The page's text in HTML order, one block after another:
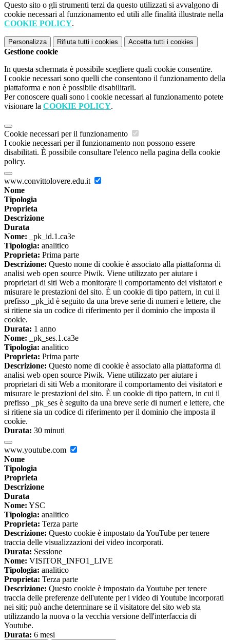
Questo sito o gli strumenti terzi da questo utilizzati si avvalgono di
cookie necessari al funzionamento ed utili alle finalità illustrate nella
COOKIE POLICY.
Personalizza Rifiuta tutti i cookies Accetta tutti i cookies
Gestione cookie
In questa schermata è possibile scegliere quali cookie consentire.
I cookie necessari sono quelli che consentono il funzionamento della
piattaforma e non è possibile disabilitarli.
Per conoscere quali sono i cookie necessari al funzionamento potete
visionare la COOKIE POLICY.
Cookie necessari per il funzionamento
I cookie necessari per il funzionamento non possono essere
disabilitati. È possibile consultare l'elenco nella pagina della cookie
policy.
www.convittolovere.edu.it
Nome
Tipologia
Proprieta
Descrizione
Durata
Nome: _pk_id.1.ca3e
Tipologia: analitico
Proprieta: Prima parte
Descrizione: Questo nome di cookie è associato alla piattaforma di
analisi web open source Piwik. Viene utilizzato per aiutare i
proprietari di siti Web a monitorare il comportamento dei visitatori e
misurare le prestazioni del sito. È un cookie di tipo pattern, in cui il
prefisso _pk_id è seguito da una breve serie di numeri e lettere, che
si ritiene sia un codice di riferimento per il dominio che imposta il
cookie.
Durata: 1 anno
Nome: _pk_ses.1.ca3e
Tipologia: analitico
Proprieta: Prima parte
Descrizione: Questo nome di cookie è associato alla piattaforma di
analisi web open source Piwik. Viene utilizzato per aiutare i
proprietari di siti Web a monitorare il comportamento dei visitatori e
misurare le prestazioni del sito. È un cookie di tipo pattern, in cui il
prefisso _pk_ses è seguito da una breve serie di numeri e lettere, che
si ritiene sia un codice di riferimento per il dominio che imposta il
cookie.
Durata: 30 minuti
www.youtube.com
Nome
Tipologia
Proprieta
Descrizione
Durata
Nome: YSC
Tipologia: analitico
Proprieta: Terza parte
Descrizione: Questo cookie è impostato da YouTube per tenere
traccia delle visualizzazioni dei video incorporati.
Durata: Sessione
Nome: VISITOR_INFO1_LIVE
Tipologia: analitico
Proprieta: Terza parte
Descrizione: Questo cookie è impostato da Youtube per tenere
traccia delle preferenze dell'utente per i video di Youtube incorporati
nei siti; può anche determinare se il visitatore del sito web sta
utilizzando la nuova o la vecchia versione dell'interfaccia di
Youtube.
Durata: 6 mesi